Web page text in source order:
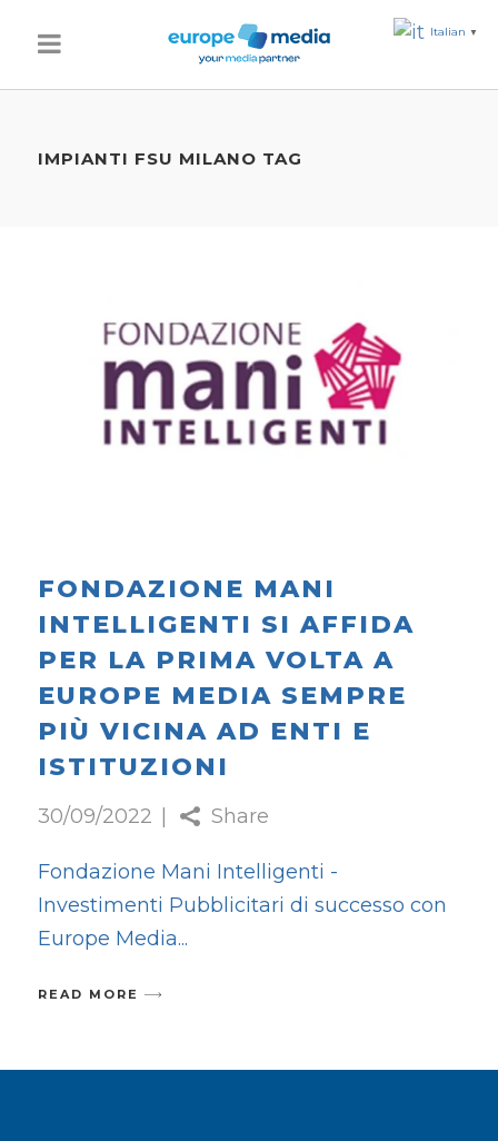
IMPIANTI FSU MILANO TAG
FONDAZIONE MANI
INTELLIGENTI SI AFFIDA
PER LA PRIMA VOLTA A
EUROPE MEDIA SEMPRE
PIÙ VICINA AD ENTI E
ISTITUZIONI
30/09/2022 Share
Fondazione Mani Intelligenti -
Investimenti Pubblicitari di successo con
Europe Media
READ MORE
Italian ▼